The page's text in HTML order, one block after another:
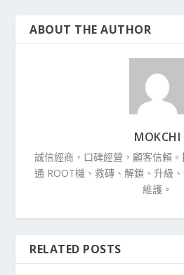
ABOUT THE AUTHOR
MOKCHI
誠信經商，口碑經營，顧客信賴
通 ROOT機、救磚、解鎖、升級
維護。
RELATED POSTS